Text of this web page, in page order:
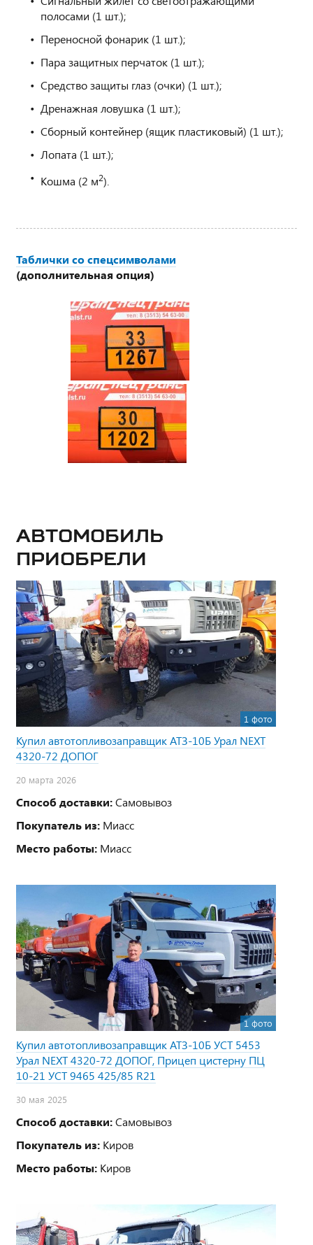
полосами (1 шт.);
Переносной фонарик (1 шт.);
Пара защитных перчаток (1 шт.);
Средство защиты глаз (очки) (1 шт.);
Дренажная ловушка (1 шт.);
Сборный контейнер (ящик пластиковый) (1 шт.);
Лопата (1 шт.);
Кошма (2 м2).
Таблички со спецсимволами
(дополнительная опция)
Автомобиль
приобрели
1 фото
Купил автотопливозаправщик АТЗ-10Б Урал NEXT
4320-72 ДОПОГ
20 марта 2026
Способ доставки:Самовывоз
Покупатель из: Миасс
Место работы: Миасс
1 фото
Купил автотопливозаправщик АТЗ-10Б УСТ 5453
Урал NEXT 4320-72 ДОПОГ, Прицеп цистерну ПЦ
10-21 УСТ 9465 425/85 R21
30 мая 2025
Способ доставки:Самовывоз
Покупатель из: Киров
Место работы: Киров